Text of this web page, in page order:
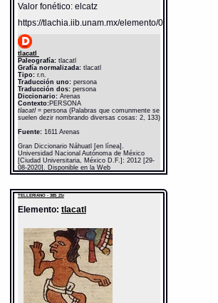
Valor fonético: elcatz
https://tlachia.iib.unam.mx/elemento/01.01.01
tlacatl
Paleografía:tlacatl
Grafía normalizada:tlacatl
Tipo:r.n.
Traducción uno:persona
Traducción dos:persona
Diccionario: Arenas
Contexto:PERSONA
tlacatl = persona (Palabras que comunmente se
suelen dezir nombrando diversas cosas: 2, 133)
Fuente:1611 Arenas
Gran Diccionario Náhuatl [en línea].
Universidad Nacional Autónoma de México
[Ciudad Universitaria, México D.F.]: 2012 [29-
08-2020]. Disponible en la Web
http://www.gdn.unam.mx/contexto/11615
TELLERIANO - 385_21r
Elemento: tlacatl